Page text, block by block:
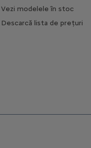
Vezi modelele în stoc
Descarcă lista de prețuri